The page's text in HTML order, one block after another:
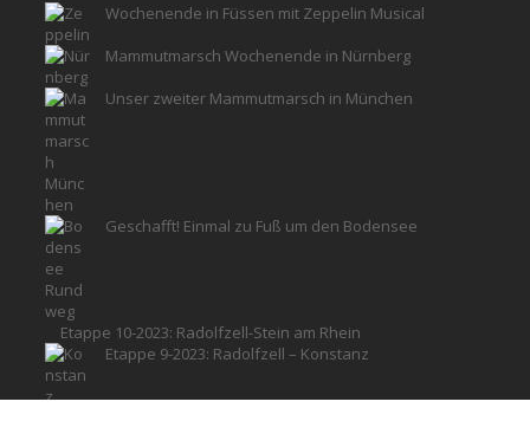
Wochenende in Füssen mit Zeppelin Musical
Mammutmarsch Wochenende in Nürnberg
Unser zweiter Mammutmarsch in München
Geschafft! Einmal zu Fuß um den Bodensee
Etappe 10-2023: Radolfzell-Stein am Rhein
Etappe 9-2023: Radolfzell – Konstanz